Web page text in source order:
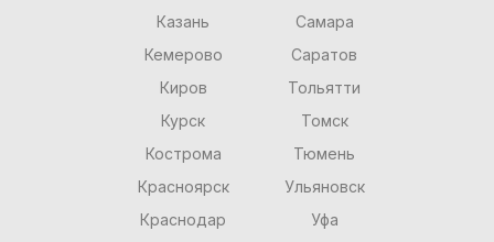
Казань
Кемерово
Киров
Курск
Кострома
Красноярск
Краснодар
Самара
Саратов
Тольятти
Томск
Тюмень
Ульяновск
Уфа